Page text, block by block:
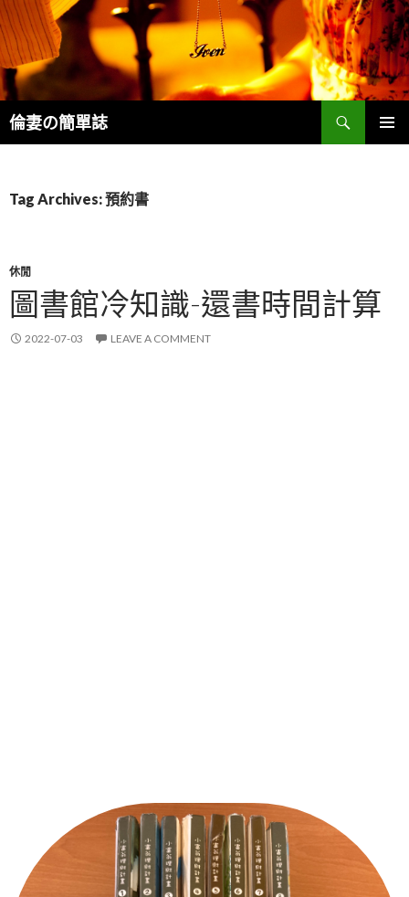
倫妻の簡單誌
Search
Tag Archives: 預約書
休閒
圖書館冷知識-還書時間計算
2022-07-03 LEAVE A COMMENT